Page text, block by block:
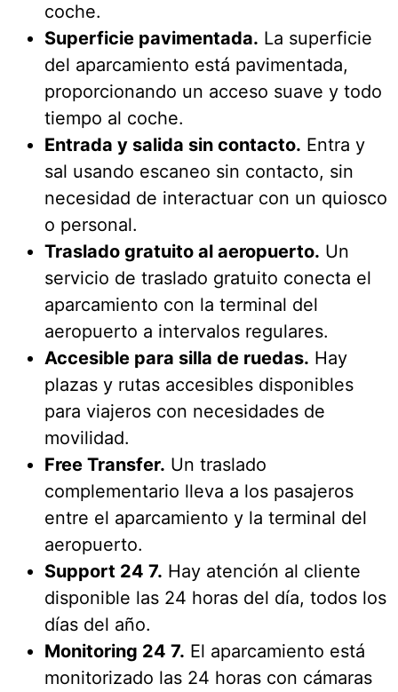
coche.
Superficie pavimentada. La superficie
del aparcamiento está pavimentada,
proporcionando un acceso suave y todo
tiempo al coche.
Entrada y salida sin contacto. Entra y
sal usando escaneo sin contacto, sin
necesidad de interactuar con un quiosco
o personal.
Traslado gratuito al aeropuerto. Un
servicio de traslado gratuito conecta el
aparcamiento con la terminal del
aeropuerto a intervalos regulares.
Accesible para silla de ruedas. Hay
plazas y rutas accesibles disponibles
para viajeros con necesidades de
movilidad.
Free Transfer. Un traslado
complementario lleva a los pasajeros
entre el aparcamiento y la terminal del
aeropuerto.
Support 24 7. Hay atención al cliente
disponible las 24 horas del día, todos los
días del año.
Monitoring 24 7. El aparcamiento está
monitorizado las 24 horas con cámaras